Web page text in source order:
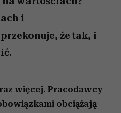
i
że tak, i
więcej. Pracodawcy
obciążają